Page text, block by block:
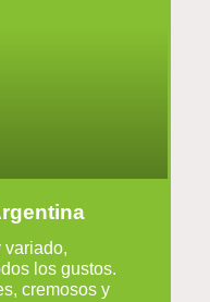
variado,
los gustos.
cremosos y